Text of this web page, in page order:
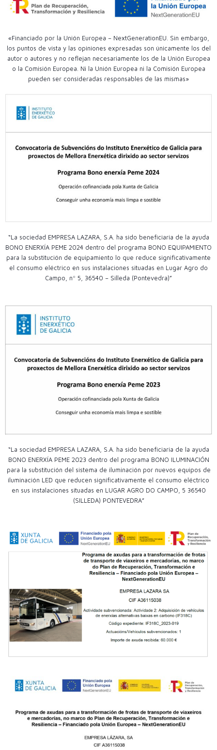
«Financiado por la Unión Europea – NextGenerationEU. Sin embargo,
los puntos de vista y las opiniones expresadas son únicamente los del
autor o autores y no reflejan necesariamente los de la Unión Europea
o la Comisión Europea. Ni la Unión Europea ni la Comisión Europea
pueden ser consideradas responsables de las mismas»
“La sociedad EMPRESA LAZARA, S.A. ha sido beneficiaria de la ayuda
BONO ENERXÍA PEME 2024 dentro del programa BONO EQUIPAMIENTO
para la substitución de equipamiento lo que reduce significativamente
el consumo eléctrico en sus instalaciones situadas en Lugar Agro do
Campo, nº 5, 36540 – Silleda (Pontevedra)”
“La sociedad EMPRESA LAZARA, S.A. ha sido beneficiaria de la ayuda
BONO ENERXÍA PEME 2023 dentro del programa BONO ILUMINACIÓN
para la substitución del sistema de iluminación por nuevos equipos de
iluminación LED que reducen significativamente el consumo eléctrico
en sus instalaciones situadas en LUGAR AGRO DO CAMPO, 5 36540
(SILLEDA) PONTEVEDRA”